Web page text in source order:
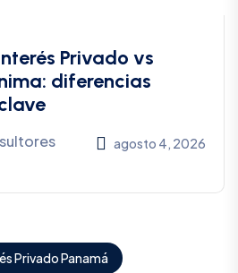
Privado vs
diferencias
agosto 4, 2026
Privado Panamá